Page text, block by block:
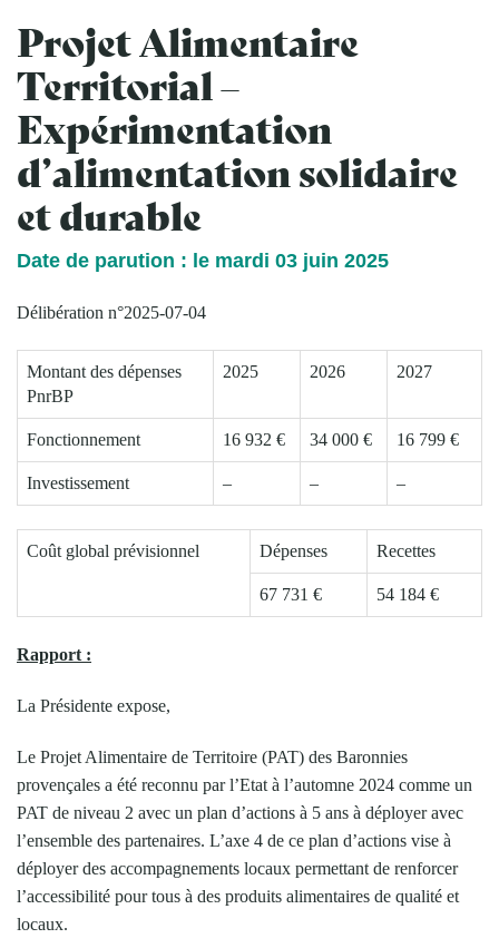
Projet Alimentaire
Territorial –
Expérimentation
d’alimentation solidaire
et durable
Date de parution : le mardi 03 juin 2025
Délibération n°2025-07-04
Montant des dépenses
PnrBP
2025 2026 2027
Fonctionnement 16 932 € 34 000 € 16 799 €
Investissement – – –
Coût global prévisionnel Dépenses Recettes
67 731 € 54 184 €
Rapport :
La Présidente expose,
Le Projet Alimentaire de Territoire (PAT) des Baronnies
provençales a été reconnu par l’Etat à l’automne 2024 comme un
PAT de niveau 2 avec un plan d’actions à 5 ans à déployer avec
l’ensemble des partenaires. L’axe 4 de ce plan d’actions vise à
déployer des accompagnements locaux permettant de renforcer
l’accessibilité pour tous à des produits alimentaires de qualité et
locaux.